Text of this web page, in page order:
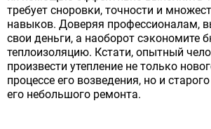
требует сноровки, точности и
навыков. Доверяя профессионалам,
свои деньги, а наоборот сэкономите
теплоизоляцию. Кстати, опытный
произвести утепление не только
процессе его возведения, но и
его небольшого ремонта.